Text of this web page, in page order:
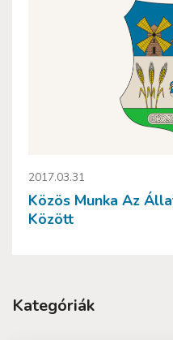
2017.03.31
Közös Munka Az
Között
Kategóriák